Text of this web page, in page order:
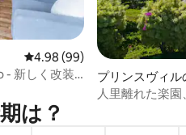
価
レビュー99件、5つ星中4.98
4.98 (99)
- 新しく改装
プリンスヴィル
人里離れた楽
は⁠？